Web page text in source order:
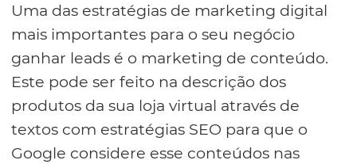
Uma das estratégias de marketing digital
mais importantes para o seu negócio
ganhar leads é o marketing de conteúdo.
Este pode ser feito na descrição dos
produtos da sua loja virtual através de
textos com estratégias SEO para que o
Google considere esse conteúdos nas